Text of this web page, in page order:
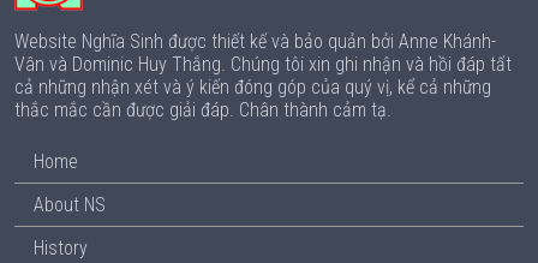
Website Nghĩa Sinh được thiết kế và bảo quản bởi Anne Khánh-
Vân và Dominic Huy Thắng. Chúng tôi xin ghi nhận và hồi đáp tất
cả những nhận xét và ý kiến đóng góp của quý vị, kể cả những
thắc mắc cần được giải đáp. Chân thành cảm tạ.
Home
About NS
History